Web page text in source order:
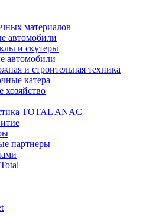
материалов
автомобили
и скутеры
автомобили
и строительная техника
катера
хозяйство
TOTAL ANAC
партнеры